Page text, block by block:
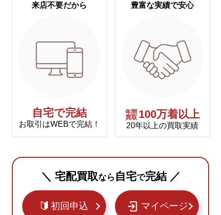
来店不要だから
自宅で完結
お取引はWEBで完結！
豊富な実績で安心
年間
買取 100万着以上
20年以上の買取実績
＼ 宅配買取なら 自宅で完結 ／
初回申込 マイページ